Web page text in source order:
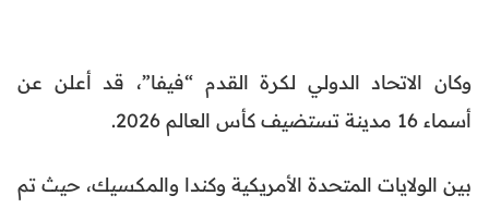
وكان الاتحاد الدولي لكرة القدم “فيفا”، قد أعلن عن
أسماء 16 مدينة تستضيف كأس العالم 2026.
بين الولايات المتحدة الأمريكية وكندا والمكسيك، حيث تم